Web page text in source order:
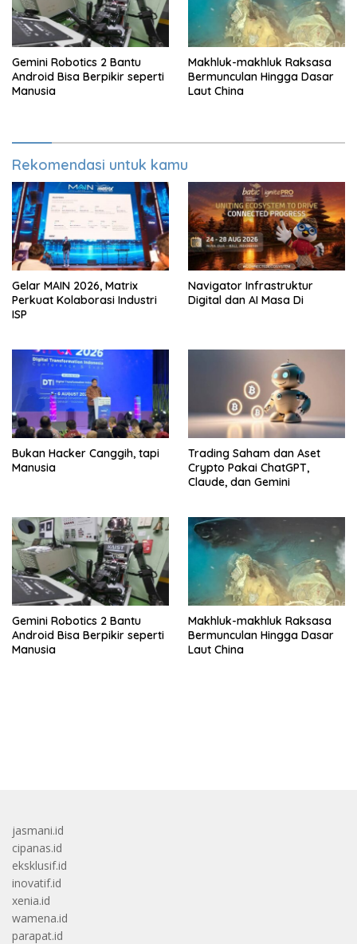
Gemini Robotics 2 Bantu
Android Bisa Berpikir seperti
Manusia
Makhluk-makhluk Raksasa
Bermunculan Hingga Dasar
Laut China
Rekomendasi untuk kamu
Gelar MAIN 2026, Matrix
Perkuat Kolaborasi Industri
ISP
Navigator Infrastruktur
Digital dan AI Masa Di
Bukan Hacker Canggih, tapi
Manusia
Trading Saham dan Aset
Crypto Pakai ChatGPT,
Claude, dan Gemini
Gemini Robotics 2 Bantu
Android Bisa Berpikir seperti
Manusia
Makhluk-makhluk Raksasa
Bermunculan Hingga Dasar
Laut China
jasmani.id
cipanas.id
eksklusif.id
inovatif.id
xenia.id
wamena.id
parapat.id